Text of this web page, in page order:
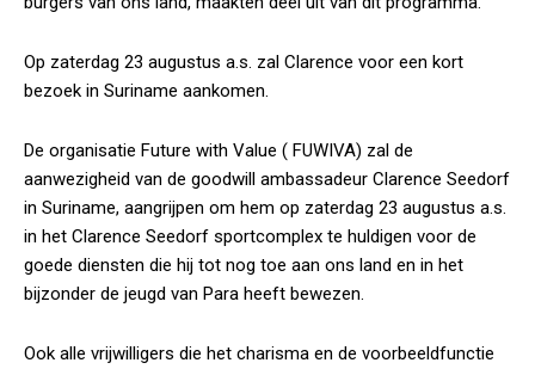
Op zaterdag 23 augustus a.s. zal Clarence voor een kort
bezoek in Suriname aankomen.
De organisatie Future with Value ( FUWIVA) zal de
aanwezigheid van de goodwill ambassadeur Clarence Seedorf
in Suriname, aangrijpen om hem op zaterdag 23 augustus a.s.
in het Clarence Seedorf sportcomplex te huldigen voor de
goede diensten die hij tot nog toe aan ons land en in het
bijzonder de jeugd van Para heeft bewezen.
Ook alle vrijwilligers die het charisma en de voorbeeldfunctie